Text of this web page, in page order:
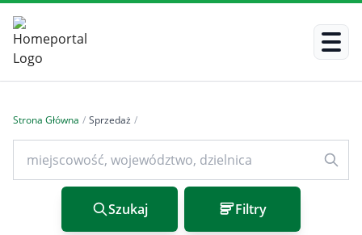
Strona Główna / Sprzedaż /
Szukaj Filtry